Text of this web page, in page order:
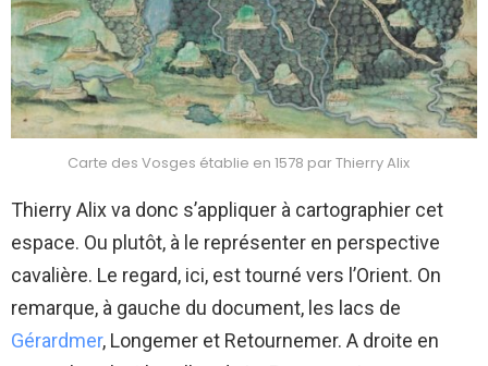
Carte des Vosges établie en 1578 par Thierry Alix
Thierry Alix va donc s’appliquer à cartographier cet
espace. Ou plutôt, à le représenter en perspective
cavalière. Le regard, ici, est tourné vers l’Orient. On
remarque, à gauche du document, les lacs de
Gérardmer, Longemer et Retournemer. A droite en